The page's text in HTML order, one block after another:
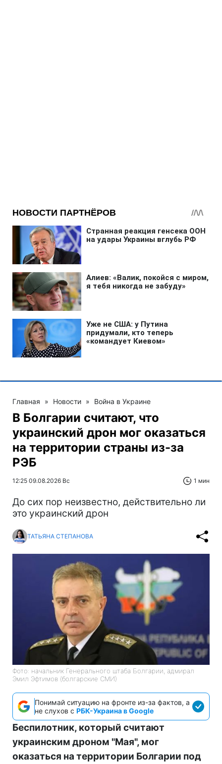
Главная » Новости » Война в Украине
В Болгарии считают, что
украинский дрон мог оказаться
на территории страны из-за
РЭБ
12:25 09.08.2026 Вс 1 мин
До сих пор неизвестно, действительно ли
это украинский дрон
ТАТЬЯНА СТЕПАНОВА
Фото: начальник Генерального штаба Болгарии, адмирал
Эмил Эфтимов (болгарские СМИ)
Понимай ситуацию на фронте из-за фактов, а
не слухов с РБК-Украина в Google
Беспилотник, который считают
украинским дроном "Мая", мог
оказаться на территории Болгарии под